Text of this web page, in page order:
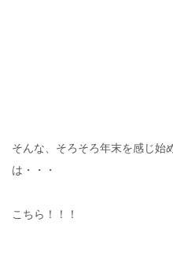
そんな、そろそろ年末を感じ始
は・・・
こちら！！！